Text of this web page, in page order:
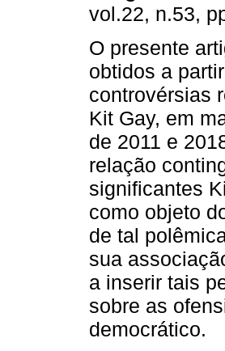
vol.22, n.53,
O presente
obtidos a
controvérsias
Kit Gay, em
de 2011 e
relação
significantes
como objeto
de tal
sua
a inserir tais
sobre as
democrático.